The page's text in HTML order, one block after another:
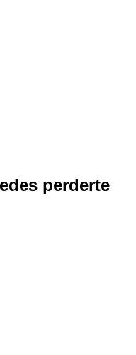
perderte